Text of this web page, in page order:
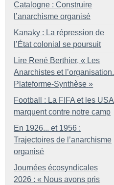
Catalogne : Construire
l’anarchisme organisé
Kanaky : La répression de
l’État colonial se poursuit
Lire René Berthier, « Les
Anarchistes et l’organisation.
Plateforme-Synthèse »
Football : La FIFA et les USA
marquent contre notre camp
En 1926... et 1956 :
Trajectoires de l’anarchisme
organisé
Journées écosyndicales
2026 : « Nous avons pris